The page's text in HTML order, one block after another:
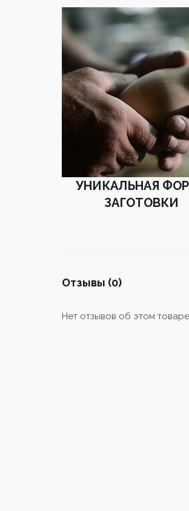
УНИКАЛЬНАЯ
ЗАГОТОВКИ
Отзывы (0)
Нет отзывов об этом